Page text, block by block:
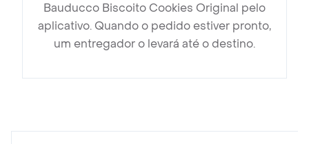
Bauducco Biscoito Cookies Original pelo
aplicativo. Quando o pedido estiver pronto,
um entregador o levará até o destino.